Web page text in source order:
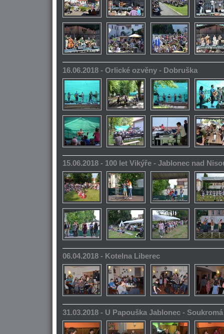
16.06.2018 - Orlické ozvěny - Dobruška
15.06.2018 - 100 let Vikýře - Jablonec nad
06.04.2018 - Kotelna Liberec
31.03.2018 - U Papouška Jablonec -